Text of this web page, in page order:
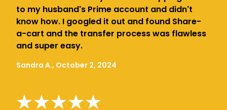
to my husband's Prime account and didn't
know how. I googled it out and found Share-
a-cart and the transfer process was flawless
and super easy.
Sandra A., October 2, 2024